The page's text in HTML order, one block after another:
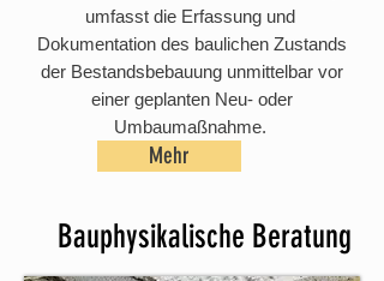
umfasst die Erfassung und
Dokumentation des baulichen Zustands
der Bestandsbebauung unmittelbar vor
einer geplanten Neu- oder
Umbaumaßnahme.
Mehr
Bauphysikalische Beratung